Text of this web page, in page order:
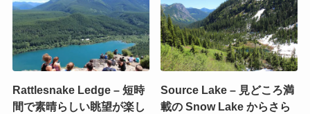
Rattlesnake Ledge – 短時
間で素晴らしい眺望が楽し
Source Lake – 見どころ満
載の Snow Lake からさら